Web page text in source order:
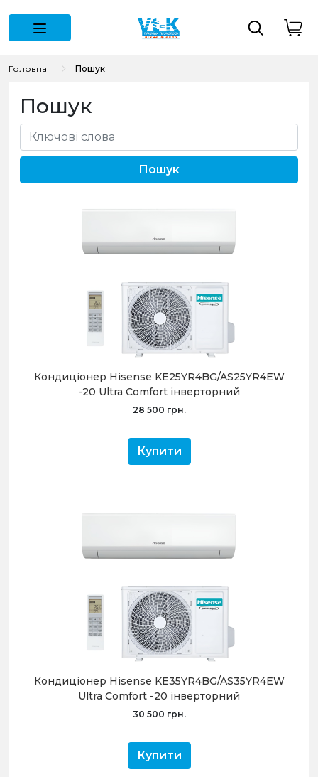
Головна Пошук
Пошук
Кондиціонер Hisense KE25YR4BG/AS25YR4EW
-20 Ultra Comfort інверторний
28 500 грн.
Купити
Кондиціонер Hisense KE35YR4BG/AS35YR4EW
Ultra Comfort -20 інверторний
30 500 грн.
Купити